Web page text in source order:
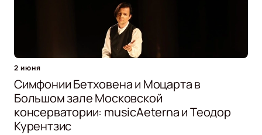
2 июня
Симфонии Бетховена и Моцарта в
Большом зале Московской
консерватории: musicAeterna и Теодор
Курентзис